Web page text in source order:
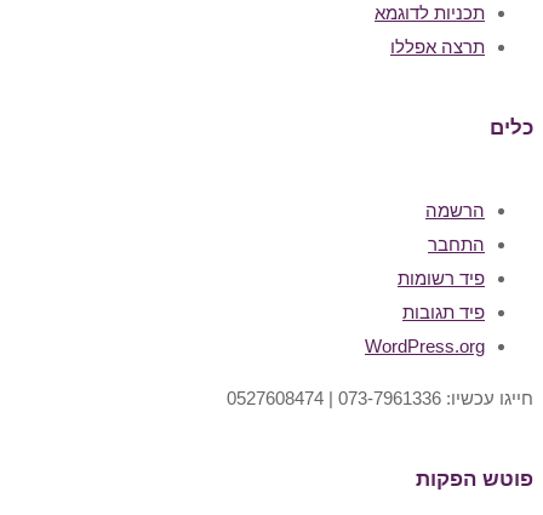
תכניות לדוגמא
תרצה אפללו
כלים
הרשמה
התחבר
פיד רשומות
פיד תגובות
WordPress.org
חייגו עכשיו: 073-7961336 | 0527608474
פוטש הפקות